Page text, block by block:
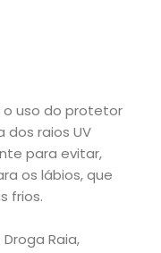
o uso do protetor
dos raios UV
para evitar,
os lábios, que
frios.
Raia,